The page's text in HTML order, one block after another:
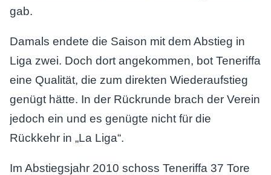
gab.
Damals endete die Saison mit dem Abstieg in
Liga zwei. Doch dort angekommen, bot Teneriffa
eine Qualität, die zum direkten Wiederaufstieg
genügt hätte. In der Rückrunde brach der Verein
jedoch ein und es genügte nicht für die
Rückkehr in „La Liga“.
Im Abstiegsjahr 2010 schoss Teneriffa 37 Tore